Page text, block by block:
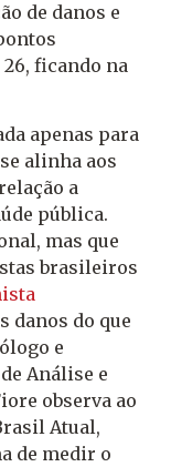
de danos e
ficando na
apenas para
alinha aos
a
pública.
mas que
brasileiros
danos do que
e
Análise e
observa ao
Atual,
de medir o